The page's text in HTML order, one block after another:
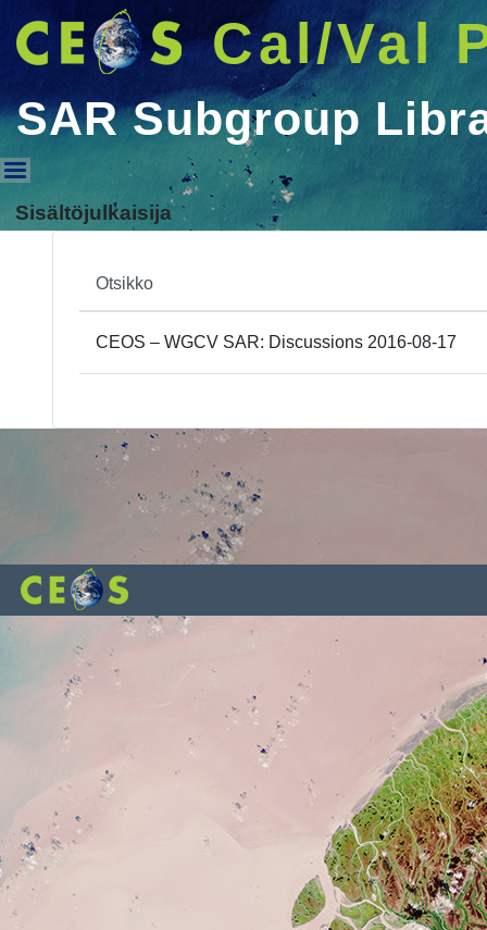
Cal/Val
SAR Subgroup
SAR Subgroup Library
Sisältöjulkaisija
Otsikko
CEOS – WGCV SAR: Discussions 2016-08-17